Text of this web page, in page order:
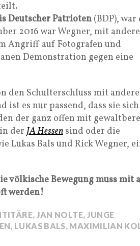
Deutscher Patrioten(BDP), war
2016 war Wegner, mit
Angriff auf Fotografen und
Demonstration gegen eine
den Schulterschluss mit
ist es nur passend, dass sie
der ganz offen mit
der JA Hessen sind oder die
Lukas Bals und Rick Wegner,
völkische Bewegung muss mit
werden!
, JAN NOLTE, JUNGE
, LUKAS BALS, MAXIMILIAN